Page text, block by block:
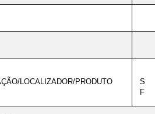
LOCALIZADOR/PRODUTO
S
F